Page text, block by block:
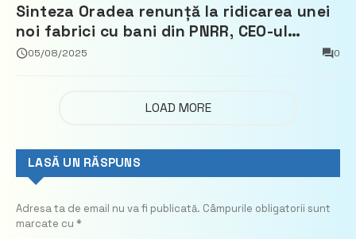
Sinteza Oradea renunță la ridicarea unei
noi fabrici cu bani din PNRR, CEO-ul
demisionează – Profit.ro
05/08/2025 0
LOAD MORE
LASĂ UN RĂSPUNS
Adresa ta de email nu va fi publicată. Câmpurile obligatorii sunt
marcate cu *